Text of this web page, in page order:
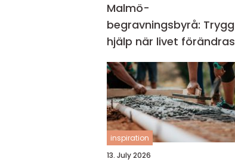
Malmö-
begravningsbyrå: Trygg
hjälp när livet förändras
inspiration
13. July 2026